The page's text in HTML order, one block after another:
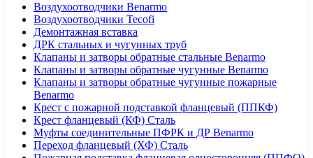
Воздухоотводчики Benarmo
Воздухоотводчики Tecofi
Демонтажная вставка
ДРК стальных и чугунных труб
Клапаны и затворы обратные стальные Benarmo
Клапаны и затворы обратные чугунные Benarmo
Клапаны и затворы обратные чугунные пожарные
Benarmo
Крест с пожарной подставкой фланцевый (ППКФ)
Крест фланцевый (КФ) Сталь
Муфты соединительные ПФРК и ДР Benarmo
Переход фланцевый (ХФ) Сталь